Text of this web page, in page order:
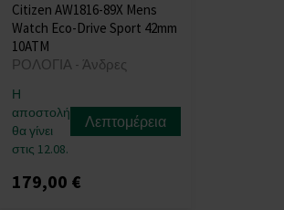
Citizen AW1816-89X Mens
Watch Eco-Drive Sport 42mm
10ATM
ΡΟΛΟΓΙΑ - Άνδρες
Η
αποστολή
θα γίνει
στις 12.08.
Λεπτομέρεια
179,00 €